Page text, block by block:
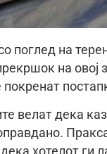
поглед на
на овој
покренат
велат дека
хотелот ги